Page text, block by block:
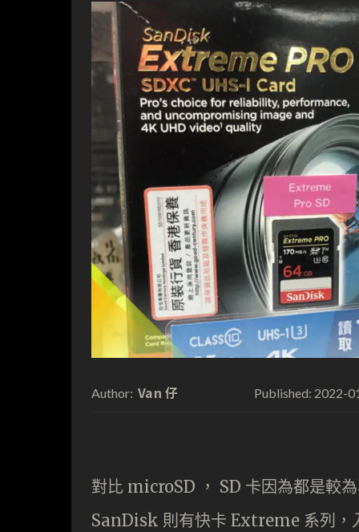
Author: Van 仔 Published: 2022-
對比 microSD ， SD 卡因為都是較
SanDisk 則有快卡 Extreme 系列，